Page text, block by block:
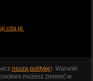
cda.pl
naszą politykę). Warunki
możesz zmienić w